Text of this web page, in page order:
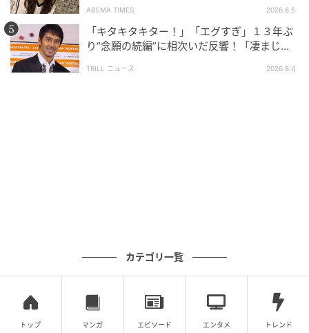
策を提供してきた経験を経て、占い師として活動中。
個人鑑定のほか、パワーストーン鑑定なども。
◎流光七奈 公式HP
https://nana-healing.com/
ABEMA TIMES 2026.8.5
「キタキタキター！」「エグすぎ」１３年ぶ
り“念願の続編”に相次いだ反響！「凄まじく
TRILL ニュース 2026.8.4
カテゴリ一覧
トップ マンガ エピソード エンタメ トレンド